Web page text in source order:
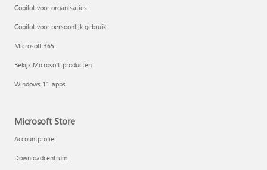
Copilot voor organisaties
Copilot voor persoonlijk gebruik
Microsoft 365
Bekijk Microsoft-producten
Windows 11-apps
Microsoft Store
Accountprofiel
Downloadcentrum